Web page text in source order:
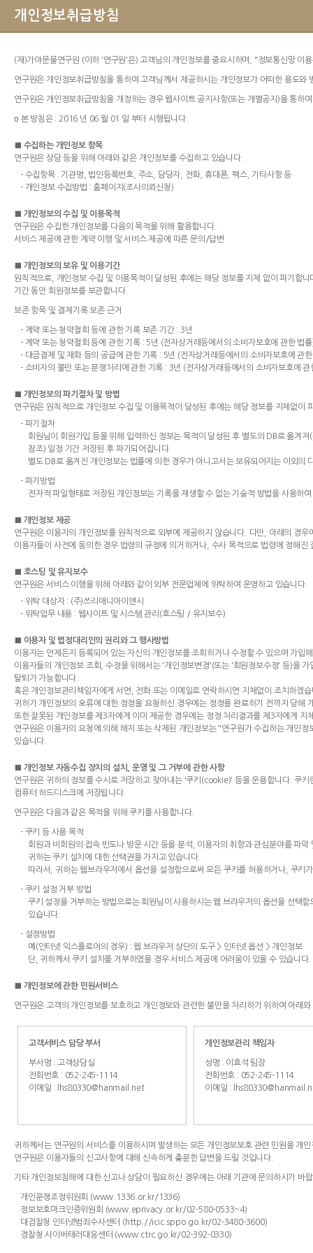
개인정보취급방침
(재)가야문물연구원 (이하 '연구원'은) 고객님의 개인정보를 중요시하며, "정보통신망 이
연구원은 개인정보취급방침을 통하여 고객님께서 제공하시는 개인정보가 어떠한 용도
연구원은 개인정보취급방침을 개정하는 경우 웹사이트 공지사항(또는 개별공지)을 통하
ο 본 방침은 : 2016 년 06 월 01 일 부터 시행됩니다.
■ 수집하는 개인정보 항목
연구원은 상담 등을 위해 아래와 같은 개인정보를 수집하고 있습니다.
- 수집항목 : 기관명, 법인등록번호, 주소, 담당자, 전화, 휴대폰, 팩스, 기타사항 등
- 개인정보 수집방법 : 홈페이지(조사의뢰신청)
■ 개인정보의 수집 및 이용목적
연구원은 수집한 개인정보를 다음의 목적을 위해 활용합니다.
서비스 제공에 관한 계약 이행 및 서비스 제공에 따른 문의/답변
■ 개인정보의 보유 및 이용기간
원칙적으로, 개인정보 수집 및 이용목적이 달성된 후에는 해당 정보를 지체 없이 파기합
기간 동안 회원정보를 보관합니다.
보존 항목 및 결제기록 보존 근거
- 계약 또는 청약철회 등에 관한 기록 보존 기간 : 3년
- 계약 또는 청약철회 등에 관한 기록 : 5년 (전자상거래등에서의 소비자보호에 관한 법
- 대금결제 및 재화 등의 공급에 관한 기록 : 5년 (전자상거래등에서의 소비자보호에 관
- 소비자의 불만 또는 분쟁처리에 관한 기록 : 3년 (전자상거래등에서의 소비자보호에 관
■ 개인정보의 파기절차 및 방법
연구원은 원칙적으로 개인정보 수집 및 이용목적이 달성된 후에는 해당 정보를 지체없이
- 파기절차
회원님이 회원가입 등을 위해 입력하신 정보는 목적이 달성된 후 별도의 DB로 옮겨
참조) 일정 기간 저장된 후 파기되어집니다.
별도 DB로 옮겨진 개인정보는 법률에 의한 경우가 아니고서는 보유되어지는 이외의
- 파기방법
전자적 파일형태로 저장된 개인정보는 기록을 재생할 수 없는 기술적 방법을 사용하
■ 개인정보 제공
연구원은 이용자의 개인정보를 원칙적으로 외부에 제공하지 않습니다. 다만, 아래의 경우
이용자들이 사전에 동의한 경우 법령의 규정에 의거하거나, 수사 목적으로 법령에 정해진
■ 호스팅 및 유지보수
연구원은 서비스 이행을 위해 아래와 같이 외부 전문업체에 위탁하여 운영하고 있습니다.
- 위탁 대상자 : (주)쓰리애니아이앤시
- 위탁업무 내용 : 웹사이트 및 시스템 관리(호스팅 / 유지보수)
■ 이용자 및 법정대리인의 권리와 그 행사방법
이용자는 언제든지 등록되어 있는 자신의 개인정보를 조회하거나 수정할 수 있으며 가입
이용자들의 개인정보 조회, 수정을 위해서는 '개인정보변경'(또는 '회원정보수정' 등)을
탈퇴가 가능합니다.
혹은 개인정보관리책임자에게 서면, 전화 또는 이메일로 연락하시면 지체없이 조치하겠
귀하가 개인정보의 오류에 대한 정정을 요청하신 경우에는 정정을 완료하기 전까지 당해
또한 잘못된 개인정보를 제3자에게 이미 제공한 경우에는 정정 처리결과를 제3자에게 지
연구원은 이용자의 요청에 의해 해지 또는 삭제된 개인정보는 "연구원가 수집하는 개인
있습니다.
■ 개인정보 자동수집 장치의 설치, 운영 및 그 거부에 관한 사항
연구원은 귀하의 정보를 수시로 저장하고 찾아내는 '쿠키(cookie)' 등을 운용합니다. 쿠
컴퓨터 하드디스크에 저장됩니다.
연구원은 다음과 같은 목적을 위해 쿠키를 사용합니다.
- 쿠키 등 사용 목적
회원과 비회원의 접속 빈도나 방문 시간 등을 분석, 이용자의 취향과 관심분야를 파
귀하는 쿠키 설치에 대한 선택권을 가지고 있습니다.
따라서, 귀하는 웹브라우저에서 옵션을 설정함으로써 모든 쿠키를 허용하거나, 쿠
- 쿠키 설정 거부 방법
쿠키 설정을 거부하는 방법으로는 회원님이 사용하시는 웹 브라우저의 옵션을 선택
있습니다.
- 설정방법
예(인터넷 익스플로어의 경우) : 웹 브라우저 상단의 도구 > 인터넷 옵션 > 개인정보
단, 귀하께서 쿠키 설치를 거부하였을 경우 서비스 제공에 어려움이 있을 수 있습니다.
■ 개인정보에 관한 민원서비스
연구원은 고객의 개인정보를 보호하고 개인정보와 관련한 불만을 처리하기 위하여 아래
고객서비스 담당 부서
부서명 : 고객상담실
전화번호 : 052-245-1114
이메일 : lhs80330@hanmail.net
개인정보관리 책임자
성명 : 이효석 팀장
전화번호 : 052-245-1114
이메일 :
귀하께서는 연구원의 서비스를 이용하시며 발생하는 모든 개인정보보호 관련 민원을 개
연구원은 이용자들의 신고사항에 대해 신속하게 충분한 답변을 드릴 것입니다.
기타 개인정보침해에 대한 신고나 상담이 필요하신 경우에는 아래 기관에 문의하시기 바
개인분쟁조정위원회 (www.1336.or.kr/1336)
정보보호마크인증위원회 (www.eprivacy.or.kr/02-580-0533~4)
대검찰청 인터넷범죄수사센터 (http://icic.sppo.go.kr/02-3480-3600)
경찰청 사이버테러대응센터 (www.ctrc.go.kr/02-392-0330)